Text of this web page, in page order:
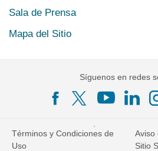
Sala de Prensa
Mapa del Sitio
Síguenos en redes
Términos y Condiciones de
Uso
Aviso
Sitio